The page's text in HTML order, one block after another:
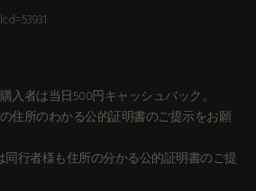
入者は当日500円キャッシュバック。
住所のわかる公的証明書のご提示をお願
行者様も住所の分かる公的証明書のご提